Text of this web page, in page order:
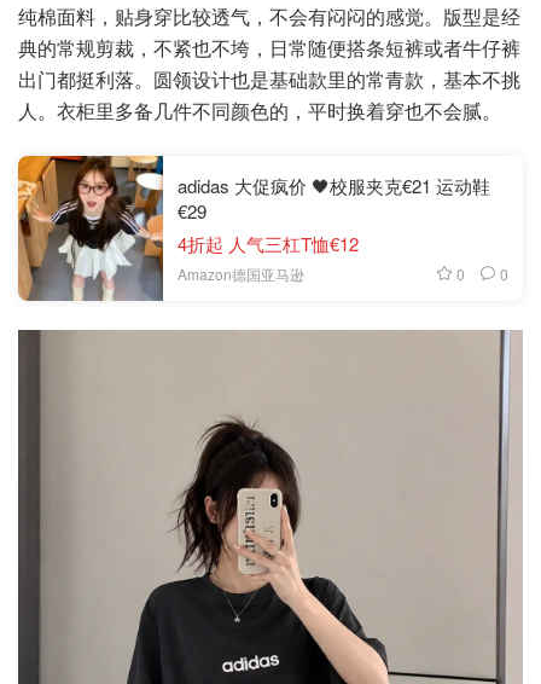
纯棉面料，贴身穿比较透气，不会有闷闷的感觉。版型是经
典的常规剪裁，不紧也不垮，日常随便搭条短裤或者牛仔裤
出门都挺利落。圆领设计也是基础款里的常青款，基本不挑
人。衣柜里多备几件不同颜色的，平时换着穿也不会腻。
adidas 大促疯价 🖤校服夹克€21 运动鞋
€29
4折起 人气三杠T恤€12
Amazon德国亚马逊 0 0